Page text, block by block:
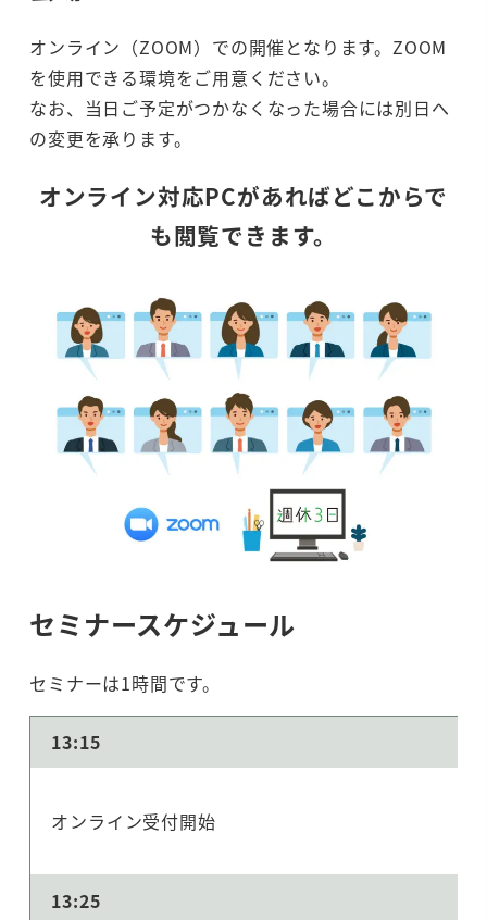
オンライン（ZOOM）での開催となります。ZOOM
を使用できる環境をご用意ください。
なお、当日ご予定がつかなくなった場合には別日へ
の変更を承ります。
オンライン対応PCがあればどこからで
も閲覧できます。
セミナースケジュール
セミナーは1時間です。
13:15
オンライン受付開始
13:25